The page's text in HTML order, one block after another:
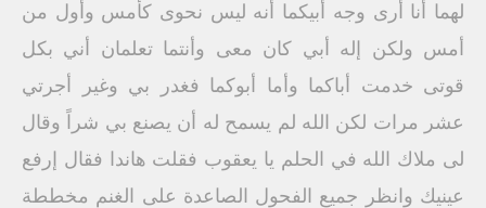
لهما أنا أرى وجه أبيكما أنه ليس نحوى كأمس وأول من
أمس ولكن إله أبي كان معى وأنتما تعلمان أني بكل
قوتى خدمت أباكما وأما أبوكما فغدر بي وغير أجرتي
عشر مرات لكن الله لم يسمح له أن يصنع بي شراً وقال
لى ملاك الله في الحلم يا يعقوب فقلت هاندا فقال إرفع
عينيك وانظر جميع الفحول الصاعدة على الغنم مخططة